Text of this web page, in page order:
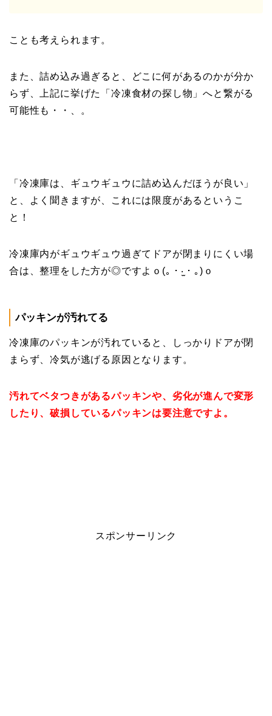
ことも考えられます。
また、詰め込み過ぎると、どこに何があるのかが分か
らず、上記に挙げた「冷凍食材の探し物」へと繋がる
可能性も・・、。
「冷凍庫は、ギュウギュウに詰め込んだほうが良い」
と、よく聞きますが、これには限度があるというこ
と！
冷凍庫内がギュウギュウ過ぎてドアが閉まりにくい場
合は、整理をした方が◎ですよｏ(｡・‧̫・｡)ｏ
パッキンが汚れてる
冷凍庫のパッキンが汚れていると、しっかりドアが閉
まらず、冷気が逃げる原因となります。
汚れてベタつきがあるパッキンや、劣化が進んで変形
したり、破損しているパッキンは要注意ですよ。
スポンサーリンク